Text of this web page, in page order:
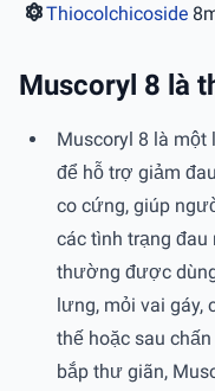
Thiocolchicoside
Muscoryl 8 là
Muscoryl 8 là
để hỗ trợ giảm
co cứng, giúp
các tình trạng
thường được
lưng, mỏi vai gáy,
thế hoặc sau
bắp thư giãn,